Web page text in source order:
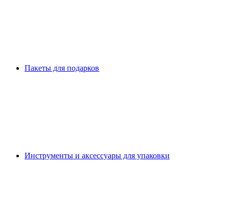
Пакеты для подарков
Инструменты и аксессуары для упаковки